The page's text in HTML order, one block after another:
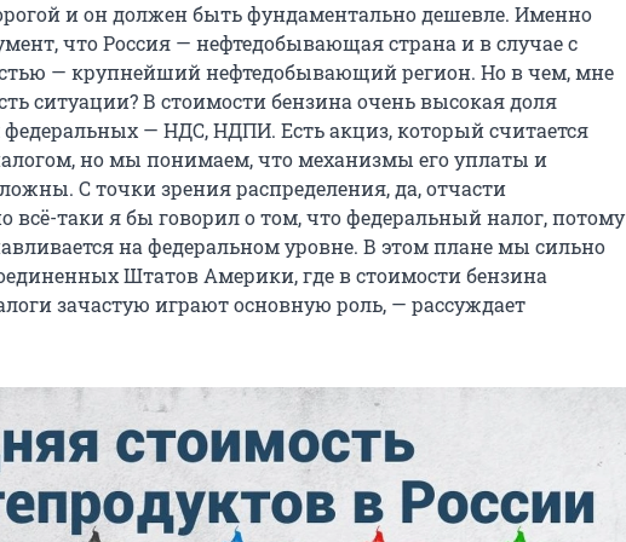
и он должен быть фундаментально дешевле. Именно
что Россия — нефтедобывающая страна и в случае с
— крупнейший нефтедобывающий регион. Но в чем, мне
ситуации? В стоимости бензина очень высокая доля
— НДС, НДПИ. Есть акциз, который считается
но мы понимаем, что механизмы его уплаты и
С точки зрения распределения, да, отчасти
всё-таки я бы говорил о том, что федеральный налог, потому
на федеральном уровне. В этом плане мы сильно
Штатов Америки, где в стоимости бензина
зачастую играют основную роль, — рассуждает